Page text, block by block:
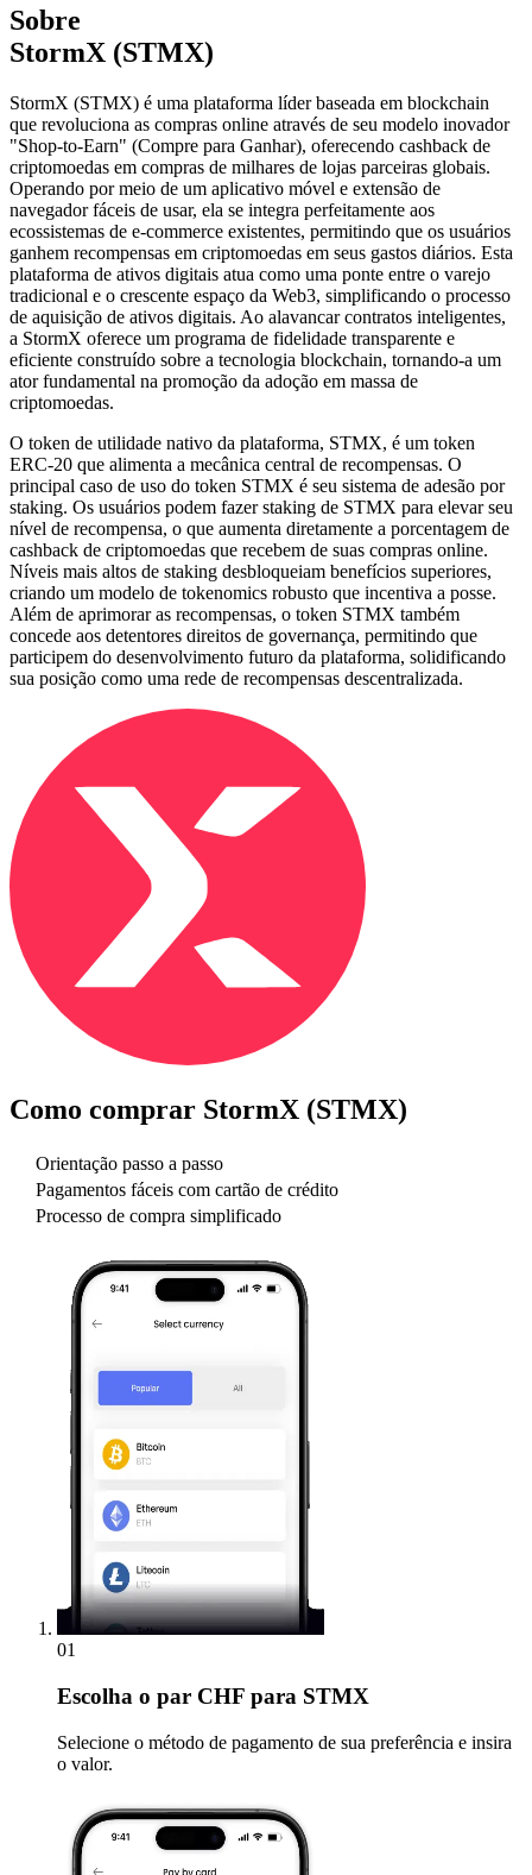
Sobre
StormX (STMX)
StormX (STMX) é uma plataforma líder baseada em blockchain
que revoluciona as compras online através de seu modelo inovador
"Shop-to-Earn" (Compre para Ganhar), oferecendo cashback de
criptomoedas em compras de milhares de lojas parceiras globais.
Operando por meio de um aplicativo móvel e extensão de
navegador fáceis de usar, ela se integra perfeitamente aos
ecossistemas de e-commerce existentes, permitindo que os usuários
ganhem recompensas em criptomoedas em seus gastos diários. Esta
plataforma de ativos digitais atua como uma ponte entre o varejo
tradicional e o crescente espaço da Web3, simplificando o processo
de aquisição de ativos digitais. Ao alavancar contratos inteligentes,
a StormX oferece um programa de fidelidade transparente e
eficiente construído sobre a tecnologia blockchain, tornando-a um
ator fundamental na promoção da adoção em massa de
criptomoedas.
O token de utilidade nativo da plataforma, STMX, é um token
ERC-20 que alimenta a mecânica central de recompensas. O
principal caso de uso do token STMX é seu sistema de adesão por
staking. Os usuários podem fazer staking de STMX para elevar seu
nível de recompensa, o que aumenta diretamente a porcentagem de
cashback de criptomoedas que recebem de suas compras online.
Níveis mais altos de staking desbloqueiam benefícios superiores,
criando um modelo de tokenomics robusto que incentiva a posse.
Além de aprimorar as recompensas, o token STMX também
concede aos detentores direitos de governança, permitindo que
participem do desenvolvimento futuro da plataforma, solidificando
sua posição como uma rede de recompensas descentralizada.
Como comprar StormX (STMX)
Orientação passo a passo
Pagamentos fáceis com cartão de crédito
Processo de compra simplificado
01
Escolha o par CHF para STMX
Selecione o método de pagamento de sua preferência e insira
o valor.